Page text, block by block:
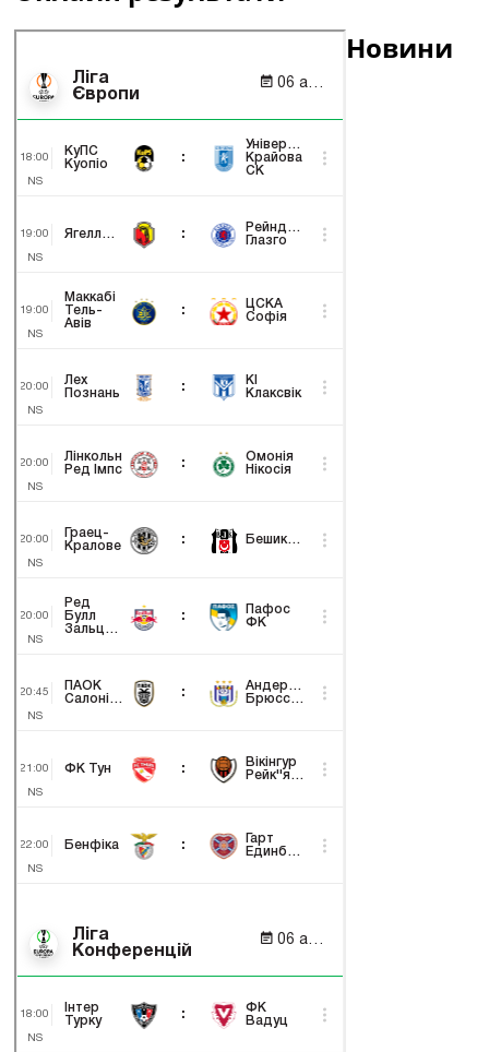
Новини